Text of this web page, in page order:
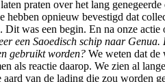
praten over het lang
hebben opnieuw bevestigd dat
was een begin. En na onze
een Saoedisch schip naar
gebruikt worden? We weten dat de
als reactie daarop. We zien al
van de lading die zou worden